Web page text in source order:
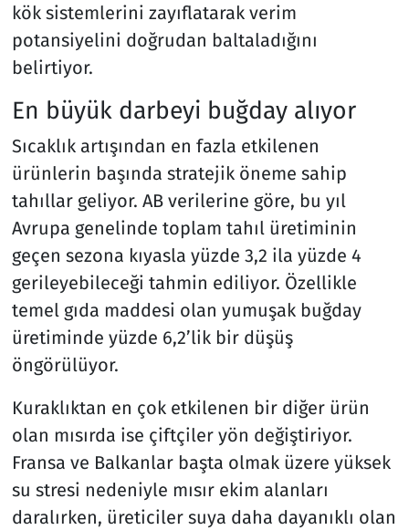
kök sistemlerini zayıflatarak verim
potansiyelini doğrudan baltaladığını
belirtiyor.
En büyük darbeyi buğday alıyor
Sıcaklık artışından en fazla etkilenen
ürünlerin başında stratejik öneme sahip
tahıllar geliyor. AB verilerine göre, bu yıl
Avrupa genelinde toplam tahıl üretiminin
geçen sezona kıyasla yüzde 3,2 ila yüzde 4
gerileyebileceği tahmin ediliyor. Özellikle
temel gıda maddesi olan yumuşak buğday
üretiminde yüzde 6,2’lik bir düşüş
öngörülüyor.
Kuraklıktan en çok etkilenen bir diğer ürün
olan mısırda ise çiftçiler yön değiştiriyor.
Fransa ve Balkanlar başta olmak üzere yüksek
su stresi nedeniyle mısır ekim alanları
daralırken, üreticiler suya daha dayanıklı olan